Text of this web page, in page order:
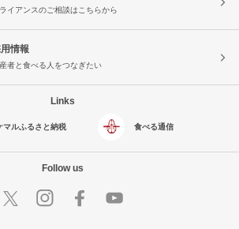
イアンスのご相談はこちらから
情報
者と食べる人をつなぎたい
Links
マルふるさと納税 食べる通信
Follow us